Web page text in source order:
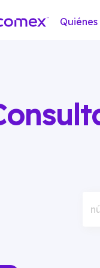
Quiénes